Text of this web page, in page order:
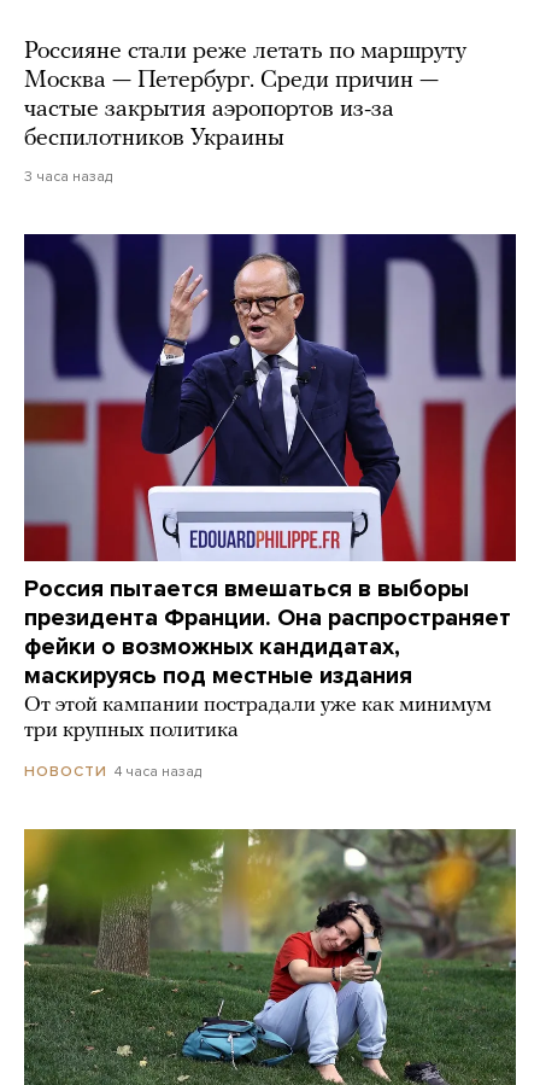
Россияне стали реже летать по маршруту
Москва — Петербург. Среди причин —
частые закрытия аэропортов из-за
беспилотников Украины
3 часа назад
Россия пытается вмешаться в выборы
президента Франции. Она распространяет
фейки о возможных кандидатах,
маскируясь под местные издания
От этой кампании пострадали уже как минимум
три крупных политика
НОВОСТИ 4 часа назад